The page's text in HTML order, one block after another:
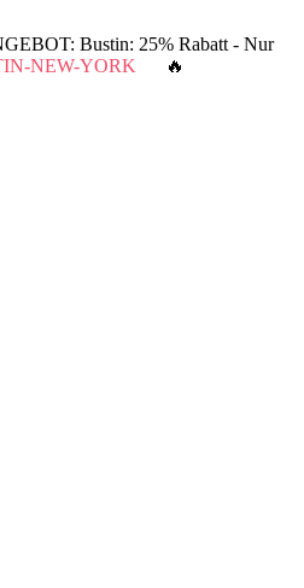
Bustin: 25% Rabatt - Nur
NEW-YORK 🔥